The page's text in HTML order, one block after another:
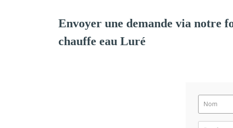
Envoyer une demande via notre
chauffe eau Luré